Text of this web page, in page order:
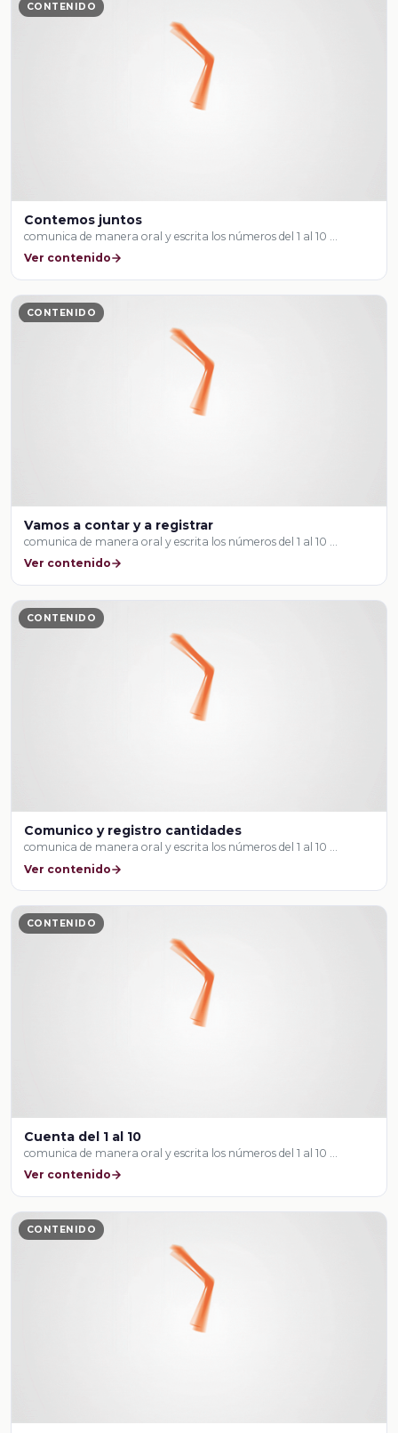
CONTENIDO
Contemos juntos
comunica de manera oral y escrita los números del 1 al 10 …
Ver contenido
CONTENIDO
Vamos a contar y a registrar
comunica de manera oral y escrita los números del 1 al 10 …
Ver contenido
CONTENIDO
Comunico y registro cantidades
comunica de manera oral y escrita los números del 1 al 10 …
Ver contenido
CONTENIDO
Cuenta del 1 al 10
comunica de manera oral y escrita los números del 1 al 10 …
Ver contenido
CONTENIDO